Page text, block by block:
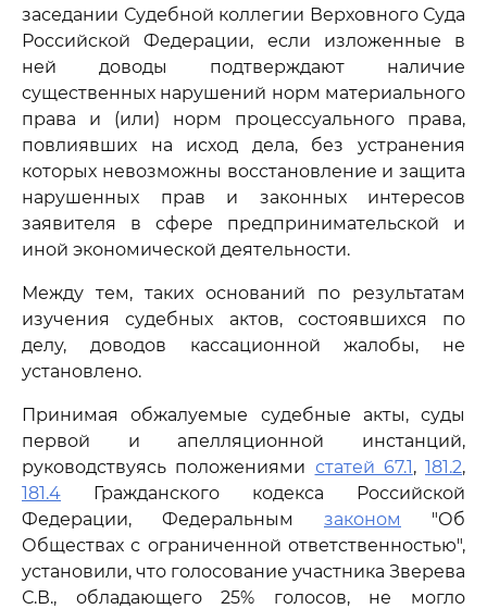
заседании Судебной коллегии Верховного Суда
Российской Федерации, если изложенные в
ней доводы подтверждают наличие
существенных нарушений норм материального
права и (или) норм процессуального права,
повлиявших на исход дела, без устранения
которых невозможны восстановление и защита
нарушенных прав и законных интересов
заявителя в сфере предпринимательской и
иной экономической деятельности.
Между тем, таких оснований по результатам
изучения судебных актов, состоявшихся по
делу, доводов кассационной жалобы, не
установлено.
Принимая обжалуемые судебные акты, суды
первой и апелляционной инстанций,
руководствуясь положениями статей 67.1, 181.2,
181.4 Гражданского кодекса Российской
Федерации, Федеральным законом
"Об
Обществах с ограниченной ответственностью",
установили, что голосование участника Зверева
С.В., обладающего 25% голосов, не могло